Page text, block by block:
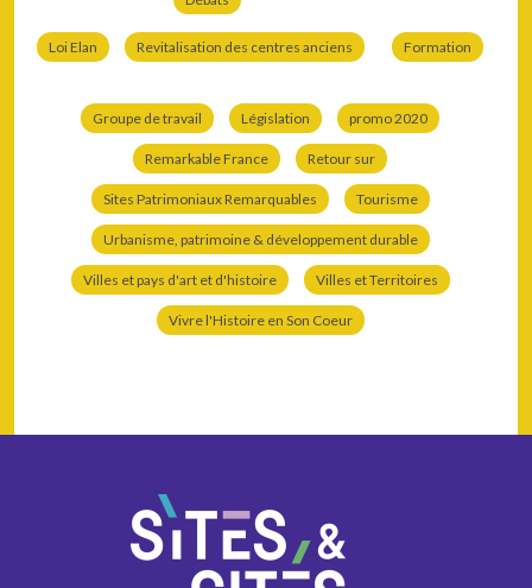
Loi Elan Revitalisation des centres anciens Formation
Groupe de travail Législation promo 2020
Remarkable France Retour sur
Sites Patrimoniaux Remarquables Tourisme
Urbanisme, patrimoine & développement durable
Villes et pays d'art et d'histoire Villes et Territoires
Vivre l'Histoire en Son Coeur